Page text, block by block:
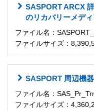
SASPORT ARCX
のリカバリーメデ
ファイル名：
ファイルサイズ：
SASPORT 周辺機
ファイル名：
ファイルサイズ：